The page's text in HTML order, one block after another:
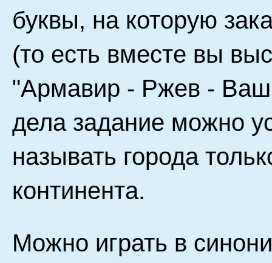
буквы, на которую
(то есть вместе вы
"Армавир - Ржев -
дела задание можно
называть города
континента.
Можно играть в